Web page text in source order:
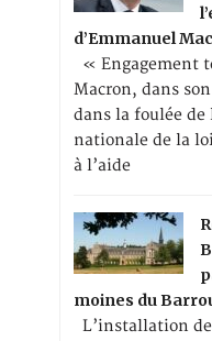
d’Emmanuel
« Engagement
Macron, dans
dans la foulée de
nationale de la
à l’aide
moines du
L’installation